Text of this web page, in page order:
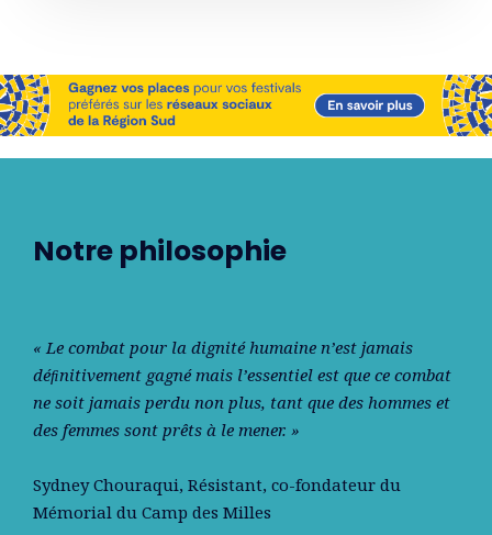
Notre philosophie
« Le combat pour la dignité humaine n’est jamais
déﬁnitivement gagné mais l’essentiel est que ce combat
ne soit jamais perdu non plus, tant que des hommes et
des femmes sont prêts à le mener. »
Sydney Chouraqui, Résistant, co-fondateur du
Mémorial du Camp des Milles